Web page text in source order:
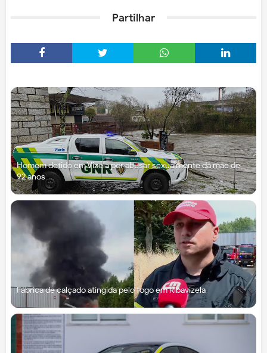
Partilhar
Homem detido em Vizela por abusar sexualmente da mãe de
92 anos
Fábrica de calçado atingida pelo fogo em Ribavizela